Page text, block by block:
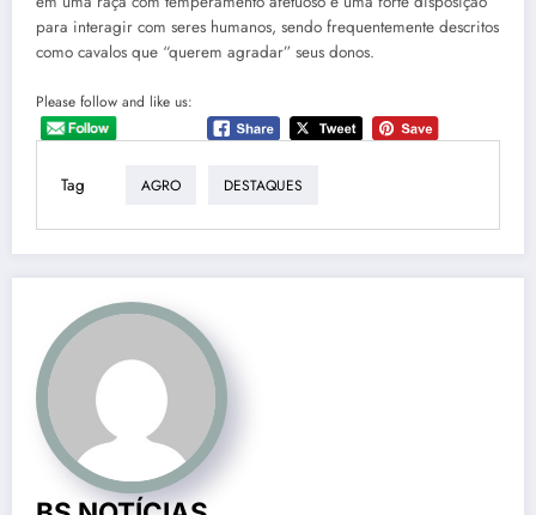
para interagir com seres humanos, sendo frequentemente descritos
como cavalos que “querem agradar” seus donos.
Please follow and like us:
Tag AGRO DESTAQUES